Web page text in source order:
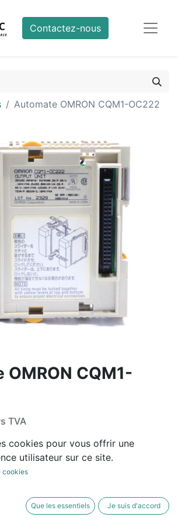
Contactez-nous
Automate OMRON CQM1-OC222
CQM1-
TVA
MAINTENANT
cookies pour vous offrir une
utilisateur sur ce site.
cookies
Que les essentiels Je suis d'accord